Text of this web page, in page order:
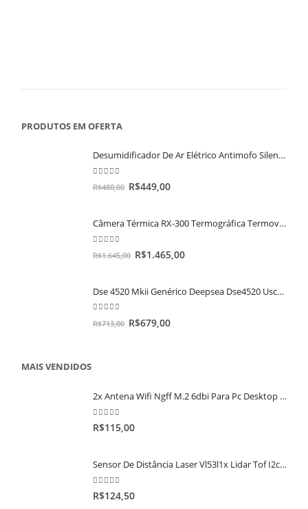
PRODUTOS EM OFERTA
Desumidificador De Ar Elétrico Antimofo Silencioso Capacidade de 1 Litro
out of 5
R$480,00 R$449,00
Câmera Térmica RX-300 Termográfica Termovisor Temperatura Infravermelho
R$1.645,00 R$1.465,00
Dse 4520 Mkii Genérico Deepsea Dse4520 Usca Grupo Geradores
out of 5
R$713,00 R$679,00
MAIS VENDIDOS
2x Antena Wifi Ngff M.2 6dbi Para Pc Desktop + Espelho + Cabo
0 out of 5
R$115,00
Sensor De Distância Laser Vl53l1x Lidar Tof I2c 4m 400cm
0 out of 5
R$124,50